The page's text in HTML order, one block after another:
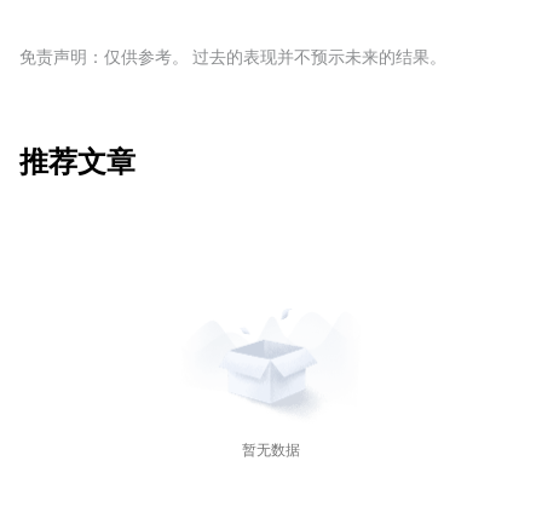
免责声明：仅供参考。 过去的表现并不预示未来的结果。
推荐文章
暂无数据